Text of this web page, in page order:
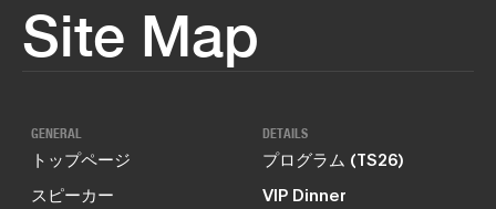
Site Map
GENERAL
トップページ
スピーカー
DETAILS
プログラム (TS26)
VIP Dinner